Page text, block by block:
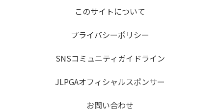
このサイトについて
プライバシーポリシー
SNSコミュニティガイドライン
JLPGAオフィシャルスポンサー
お問い合わせ